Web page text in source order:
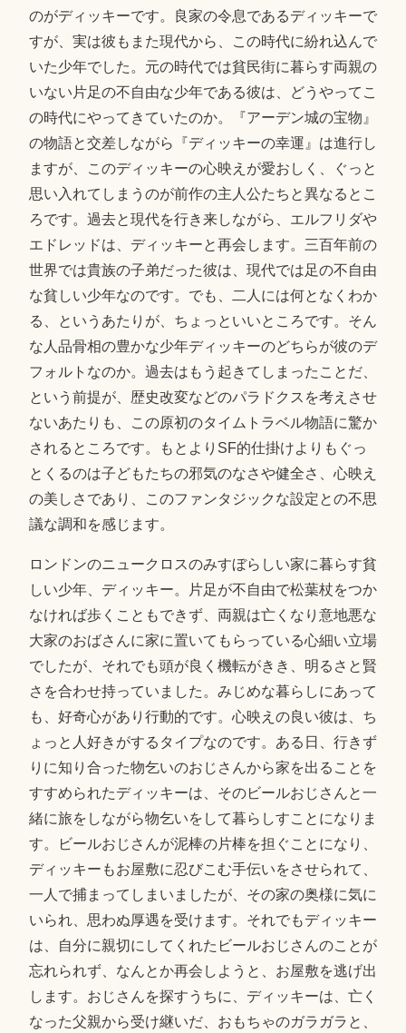
のがディッキーです。良家の令息であるディッキーで
すが、実は彼もまた現代から、この時代に紛れ込んで
いた少年でした。元の時代では貧民街に暮らす両親の
いない片足の不自由な少年である彼は、どうやってこ
の時代にやってきていたのか。『アーデン城の宝物』
の物語と交差しながら『ディッキーの幸運』は進行し
ますが、このディッキーの心映えが愛おしく、ぐっと
思い入れてしまうのが前作の主人公たちと異なるとこ
ろです。過去と現代を行き来しながら、エルフリダや
エドレッドは、ディッキーと再会します。三百年前の
世界では貴族の子弟だった彼は、現代では足の不自由
な貧しい少年なのです。でも、二人には何となくわか
る、というあたりが、ちょっといいところです。そん
な人品骨相の豊かな少年ディッキーのどちらが彼のデ
フォルトなのか。過去はもう起きてしまったことだ、
という前提が、歴史改変などのパラドクスを考えさせ
ないあたりも、この原初のタイムトラベル物語に驚か
されるところです。もとよりSF的仕掛けよりもぐっ
とくるのは子どもたちの邪気のなさや健全さ、心映え
の美しさであり、このファンタジックな設定との不思
議な調和を感じます。
ロンドンのニュークロスのみすぼらしい家に暮らす貧
しい少年、ディッキー。片足が不自由で松葉杖をつか
なければ歩くこともできず、両親は亡くなり意地悪な
大家のおばさんに家に置いてもらっている心細い立場
でしたが、それでも頭が良く機転がきき、明るさと賢
さを合わせ持っていました。みじめな暮らしにあって
も、好奇心があり行動的です。心映えの良い彼は、ち
ょっと人好きがするタイプなのです。ある日、行きず
りに知り合った物乞いのおじさんから家を出ることを
すすめられたディッキーは、そのビールおじさんと一
緒に旅をしながら物乞いをして暮らしすことになりま
す。ビールおじさんが泥棒の片棒を担ぐことになり、
ディッキーもお屋敷に忍びこむ手伝いをさせられて、
一人で捕まってしまいましたが、その家の奥様に気に
いられ、思わぬ厚遇を受けます。それでもディッキー
は、自分に親切にしてくれたビールおじさんのことが
忘れられず、なんとか再会しようと、お屋敷を逃げ出
します。おじさんを探すうちに、ディッキーは、亡く
なった父親から受け継いだ、おもちゃのガラガラと、